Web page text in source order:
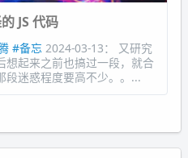
JS 代码
#备忘 2024-03-13： 又研究
想起来之前也搞过一段，就合
段迷惑程度要高不少。。...